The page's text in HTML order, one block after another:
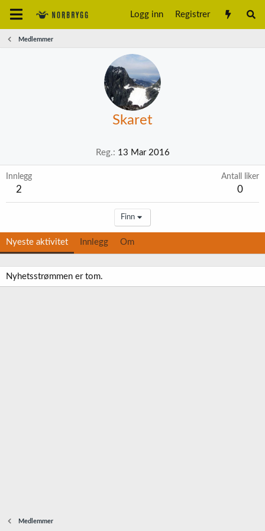
Logg inn Registrer
Medlemmer
Skaret
Reg. 13 Mar 2016
Innlegg
2
Antall liker
0
Finn
Nyeste aktivitet Innlegg Om
Nyhetsstrømmen er tom.
Medlemmer